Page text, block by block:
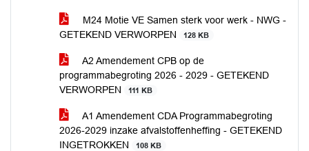
M24 Motie VE Samen sterk voor werk - NWG -
GETEKEND VERWORPEN
128 KB
A2 Amendement CPB op de
programmabegroting 2026 - 2029 - GETEKEND
VERWORPEN
111 KB
A1 Amendement CDA Programmabegroting
2026-2029 inzake afvalstoffenheffing - GETEKEND
INGETROKKEN
108 KB